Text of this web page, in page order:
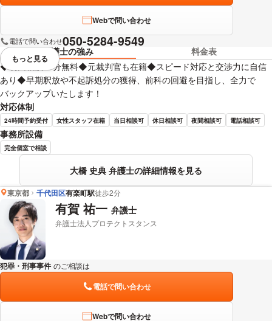
Webで問い合わせ
電話で問い合わせ050-5284-9549
弁護士の強み
料金表
◆初回相談30分無料◆元裁判官も在籍◆スピード対応と交渉力に自信
あり◆早期釈放や不起訴処分の獲得、前科の回避を目指し、全力で
バックアップいたします！
対応体制
24時間予約受付 女性スタッフ在籍 当日相談可 休日相談可 夜間相談可 電話相談可
事務所設備
完全個室で相談
大橋 史典 弁護士の詳細情報を見る
視覚的に省略されている要素を
もっと見る
東京都 千代田区有楽町駅徒歩2分
有賀 祐一 弁護士
弁護士法人プロテクトスタンス
犯罪・刑事事件 のご相談は
電話で問い合わせ
Webで問い合わせ